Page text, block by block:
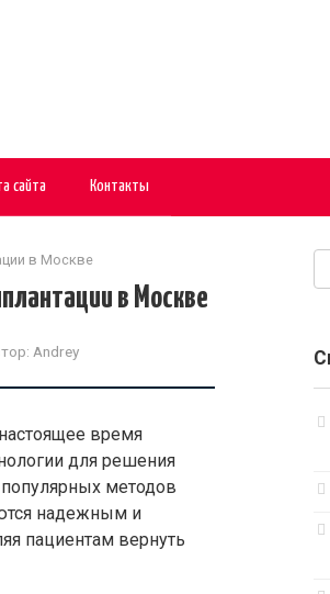
сайта Контакты
в Москве
в Москве
Andrey
время
для решения
методов
надежным и
пациентам вернуть